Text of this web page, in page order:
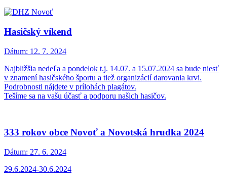
Hasičský víkend
Dátum: 12. 7. 2024
Najbližšia nedeľa a pondelok t.j. 14.07. a 15.07.2024 sa bude niesť
v znamení hasičského športu a tiež organizácií darovania krvi.
Podrobnosti nájdete v prílohách plagátov.
Tešíme sa na vašu účasť a podporu našich hasičov.
333 rokov obce Novoť a Novotská hrudka 2024
Dátum: 27. 6. 2024
29.6.2024-30.6.2024